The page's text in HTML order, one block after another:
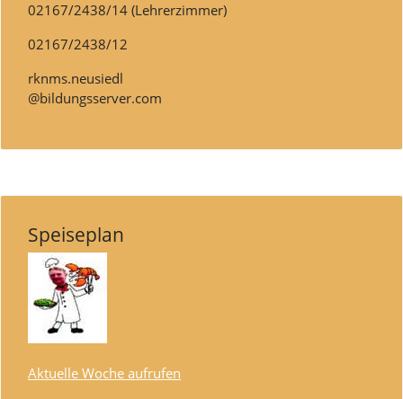
02167/2438/14 (Lehrerzimmer)
02167/2438/12
rknms.neusiedl
@bildungsserver.com
Speiseplan
Aktuelle Woche aufrufen